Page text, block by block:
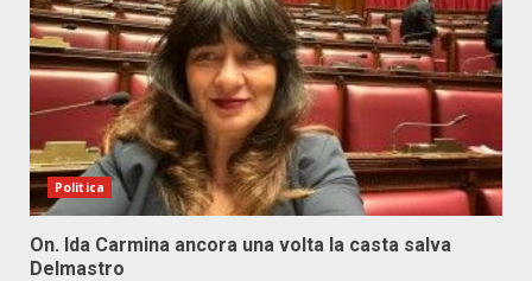
Politica
On. Ida Carmina ancora una volta la casta salva
Delmastro